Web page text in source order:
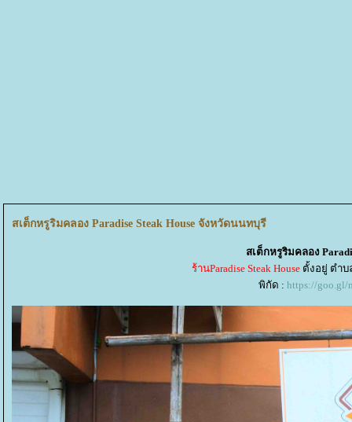
สเต็กหรูริมคลอง Paradise Steak House จังหวัดนนทบุรี
สเต็กหรูริมคลอง
ร้านParadise Steak Houseตั้งอยู่ ตำบ
พิกัด : https://goo.gl/